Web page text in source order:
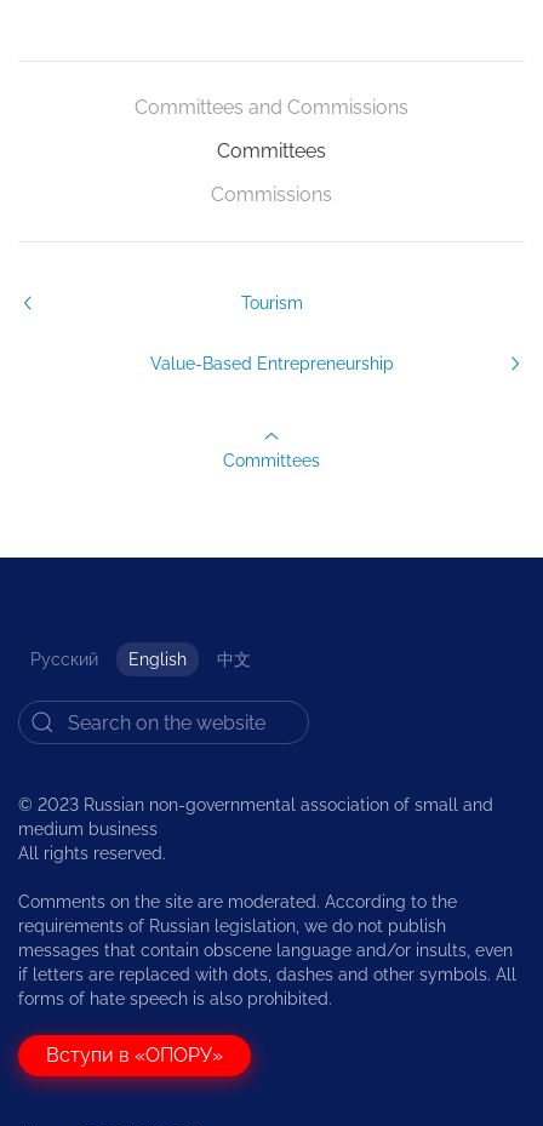
Committees and Commissions
Committees
Commissions
Tourism
Value-Based Entrepreneurship
Committees
Русский English 中文
© 2023 Russian non-governmental association of small and
medium business
All rights reserved.
Comments on the site are moderated. According to the
requirements of Russian legislation, we do not publish
messages that contain obscene language and/or insults, even
if letters are replaced with dots, dashes and other symbols. All
forms of hate speech is also prohibited.
Вступи в «ОПОРУ»